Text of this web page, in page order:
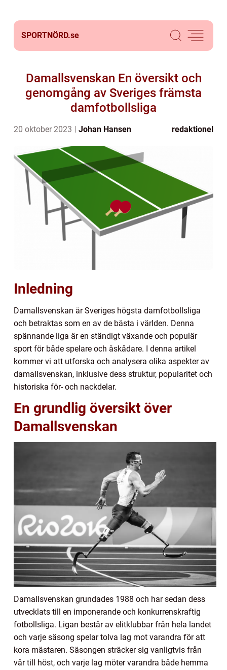
SPORTNÖRD.se
Damallsvenskan En översikt och
genomgång av Sveriges främsta
damfotbollsliga
20 oktober 2023 Johan Hansen redaktionel
Inledning
Damallsvenskan är Sveriges högsta damfotbollsliga
och betraktas som en av de bästa i världen. Denna
spännande liga är en ständigt växande och populär
sport för både spelare och åskådare. I denna artikel
kommer vi att utforska och analysera olika aspekter av
damallsvenskan, inklusive dess struktur, popularitet och
historiska för- och nackdelar.
En grundlig översikt över
Damallsvenskan
Damallsvenskan grundades 1988 och har sedan dess
utvecklats till en imponerande och konkurrenskraftig
fotbollsliga. Ligan består av elitklubbar från hela landet
och varje säsong spelar tolva lag mot varandra för att
kora mästaren. Säsongen sträcker sig vanligtvis från
vår till höst, och varje lag möter varandra både hemma